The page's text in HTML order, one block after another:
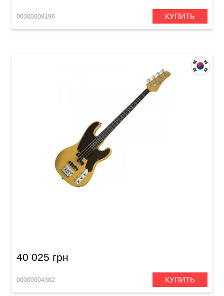
00000008196 КУПИТЬ
40 025 грн
00000004382 КУПИТЬ